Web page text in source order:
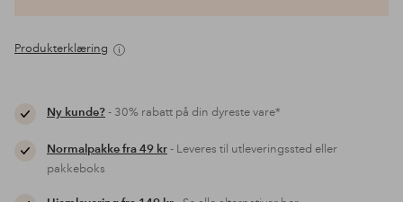
Produkterklæring
Ny kunde?- 30% rabatt på din dyreste vare*
Normalpakke fra 49 kr- Leveres til utleveringssted eller
pakkeboks